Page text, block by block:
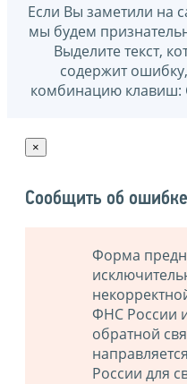
Если Вы заметили на
мы будем
Выделите текст,
содержит
комбинацию клавиш:
×
Сообщить об ошибке
Форма
ФНС России
обратной
России для